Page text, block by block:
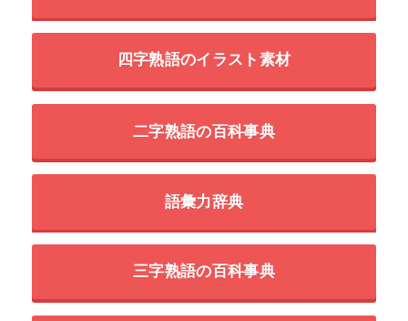
四字熟語のイラスト素材
二字熟語の百科事典
語彙力辞典
三字熟語の百科事典